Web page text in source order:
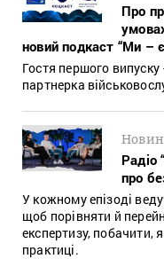
Про
новий подкаст “Ми –
Гостя першого
партнерка
Радіо
про
У кожному епізоді
щоб порівняти й
експертизу, побачити,
практиці.